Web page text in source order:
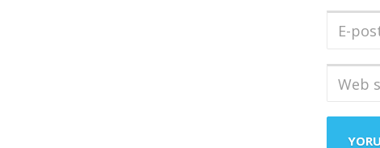
Soyadı*
Adresi*
Web